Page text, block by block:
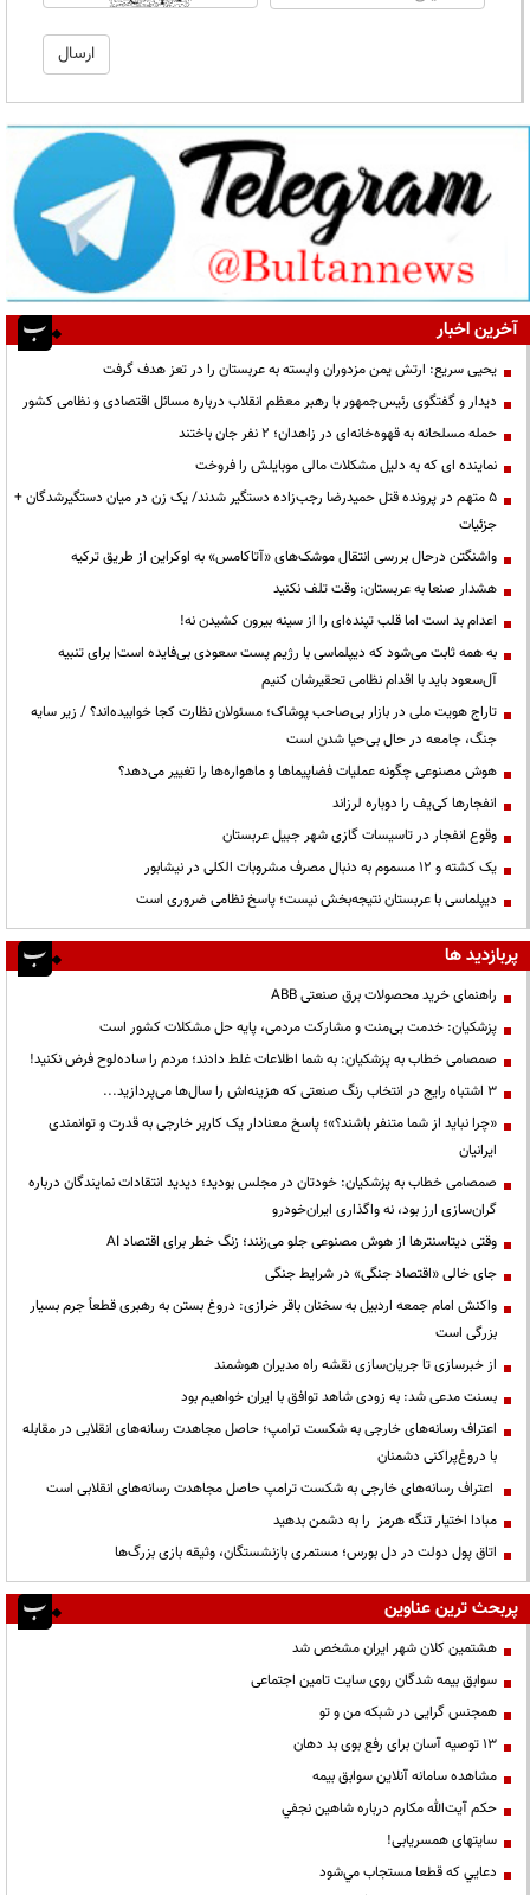
آخرین اخبار
یحیی سریع: ارتش یمن مزدوران وابسته به عربستان را در تعز هدف گرفت
دیدار و گفتگوی رئیس‌جمهور با رهبر معظم انقلاب درباره مسائل اقتصادی و نظامی کشور
حمله مسلحانه به قهوه‌خانه‌ای در زاهدان؛ ۲ نفر جان باختند
نماینده ای که به دلیل مشکلات مالی موبایلش را فروخت
۵ متهم در پرونده قتل حمیدرضا رجب‌زاده دستگیر شدند/ یک زن در میان دستگیرشدگان +
جزئیات
واشنگتن درحال بررسی انتقال موشک‌های «آتاکامس» به اوکراین از طریق ترکیه
هشدار صنعا به عربستان: وقت تلف نکنید
اعدام بد است اما قلب تپنده‌ای را از سینه بیرون کشیدن نه!
به همه ثابت می‌شود که دیپلماسی با رژیم پست سعودی بی‌فایده است| برای تنبیه
آل‌سعود باید با اقدام نظامی تحقیرشان کنیم
تاراج هویت ملی در بازار بی‌صاحب پوشاک؛ مسئولان نظارت کجا خوابیده‌اند؟ / زیر سایه
جنگ، جامعه در حال بی‌حیا شدن است
هوش مصنوعی چگونه عملیات فضاپیماها و ماهواره‌ها را تغییر می‌دهد؟
انفجارها کی‌یف را دوباره لرزاند
وقوع انفجار در تاسیسات گازی شهر جبیل عربستان
یک کشته و ۱۲ مسموم به دنبال مصرف مشروبات الکلی در نیشابور
دیپلماسی با عربستان نتیجه‌بخش نیست؛ پاسخ نظامی ضروری است
پربازدید ها
راهنمای خرید محصولات برق صنعتی ABB
پزشکیان: خدمت بی‌منت و مشارکت مردمی، پایه حل مشکلات کشور است
صمصامی خطاب به پزشکیان: به شما اطلاعات غلط دادند؛ مردم را ساده‌لوح فرض نکنید!
3 اشتباه رایج در انتخاب رنگ صنعتی که هزینه‌اش را سال‌ها می‌پردازید...
«چرا نباید از شما متنفر باشند؟»؛ پاسخ معنادار یک کاربر خارجی به قدرت و توانمندی
ایرانیان
صمصامی خطاب به پزشکیان: خودتان در مجلس بودید؛ دیدید انتقادات نمایندگان درباره
گران‌سازی ارز بود، نه واگذاری ایران‌خودرو
وقتی دیتاسنترها از هوش مصنوعی جلو می‌زنند؛ زنگ خطر برای اقتصاد AI
جای خالی «اقتصاد جنگی» در شرایط جنگی
واکنش امام جمعه اردبیل به سخنان باقر خرازی: دروغ بستن به رهبری قطعاً جرم بسیار
بزرگی است
از خبرسازی تا جریان‌سازی نقشه راه مدیران هوشمند
بسنت مدعی شد: به زودی شاهد توافق با ایران خواهیم بود
اعتراف رسانه‌های خارجی به شکست ترامپ؛ حاصل مجاهدت رسانه‌های انقلابی در مقابله
با دروغ‌پراکنی دشمنان
اعتراف رسانه‌های خارجی به شکست ترامپ حاصل مجاهدت رسانه‌های انقلابی است
مبادا اختیار تنگه هرمز را به دشمن بدهید
اتاق پول دولت در دل بورس؛ مستمری بازنشستگان، وثیقه بازی بزرگ‌ها
پربحث ترین عناوین
هشتمین کلان شهر ایران مشخص شد
سوابق بیمه شدگان روی سایت تامین اجتماعی
همجنس گرایی در شبکه من و تو
13 توصیه آسان برای رفع بوی بد دهان
مشاهده سامانه آنلاين سوابق بیمه
حكم آيت‌الله مكارم درباره شاهين نجفي
سایتهای همسریابی!
دعايي كه قطعا مستجاب مي‌شود